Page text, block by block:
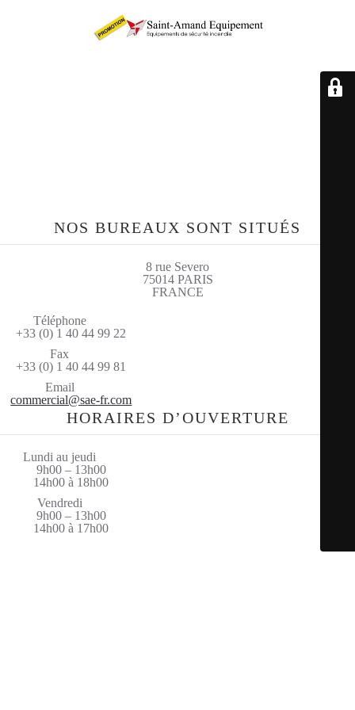
NOS BUREAUX SONT SITUÉS
8 rue Severo
75014 PARIS
FRANCE
Téléphone
+33 (0) 1 40 44 99 22
Fax
+33 (0) 1 40 44 99 81
Email
commercial@sae-fr.com
HORAIRES D’OUVERTURE
Lundi au jeudi
9h00 – 13h00
14h00 à 18h00
Vendredi
9h00 – 13h00
14h00 à 17h00